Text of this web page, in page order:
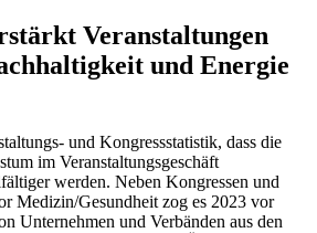
Veranstaltungen
und Energie
und Kongressstatistik, dass die
im Veranstaltungsgeschäft
werden. Neben Kongressen und
Medizin/Gesundheit zog es 2023 vor
Unternehmen und Verbänden aus den